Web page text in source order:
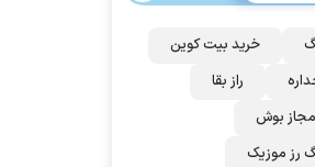
خرید بیت کوین
راز بقا
مجاز بوش
رز‌ موزیک